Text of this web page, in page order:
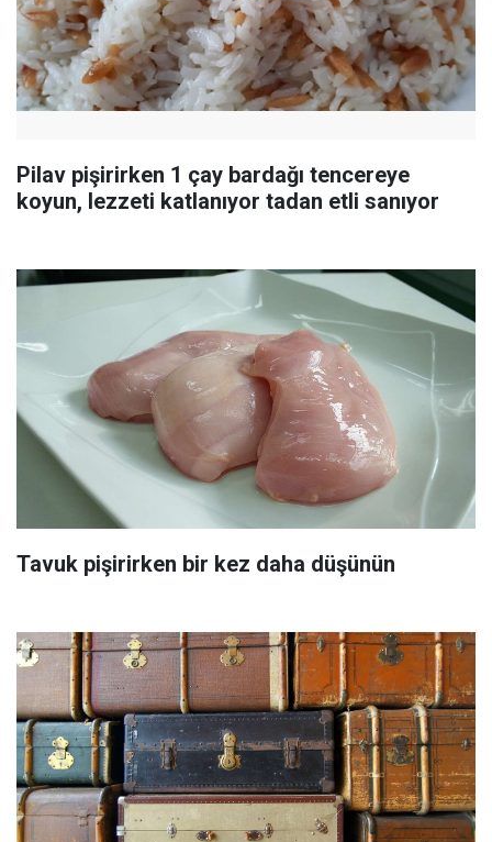
Pilav pişirirken 1 çay bardağı tencereye
koyun, lezzeti katlanıyor tadan etli sanıyor
Tavuk pişirirken bir kez daha düşünün